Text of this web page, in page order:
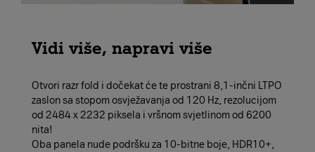
Vidi više, napravi više
Otvori razr fold i dočekat će te prostrani 8,1-inčni LTPO
zaslon sa stopom osvježavanja od 120 Hz, rezolucijom
od 2484 x 2232 piksela i vršnom svjetlinom od 6200
nita!
Oba panela nude podršku za 10-bitne boje, HDR10+,